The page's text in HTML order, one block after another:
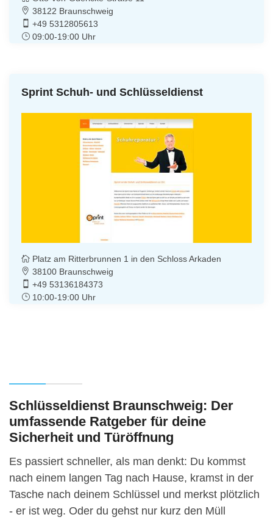
38122 Braunschweig
+49 5312805613
09:00-19:00 Uhr
Sprint Schuh- und Schlüsseldienst
Platz am Ritterbrunnen 1 in den Schloss Arkaden
38100 Braunschweig
+49 53136184373
10:00-19:00 Uhr
Schlüsseldienst Braunschweig: Der
umfassende Ratgeber für deine
Sicherheit und Türöffnung
Es passiert schneller, als man denkt: Du kommst
nach einem langen Tag nach Hause, kramst in der
Tasche nach deinem Schlüssel und merkst plötzlich
- er ist weg. Oder du gehst nur kurz den Müll